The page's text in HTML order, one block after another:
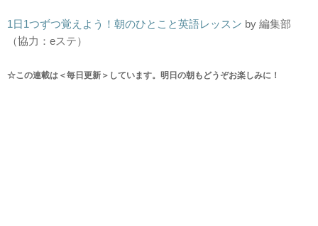
1日1つずつ覚えよう！朝のひとこと英語レッスン by 編集部
（協力：eステ）
☆この連載は＜毎日更新＞しています。明日の朝もどうぞお楽しみに！